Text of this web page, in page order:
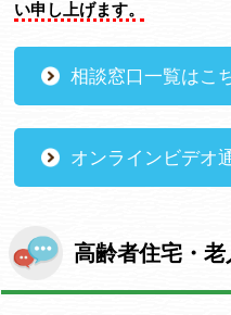
い申し上げます。
相談窓口一覧はこ
オンラインビデオ
高齢者住宅・